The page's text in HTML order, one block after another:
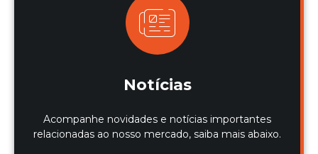
Notícias
Acompanhe novidades e notícias importantes
relacionadas ao nosso mercado, saiba mais abaixo.